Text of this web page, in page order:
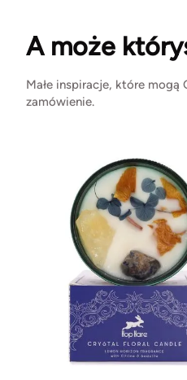
A może
Małe inspiracje, które
zamówienie.